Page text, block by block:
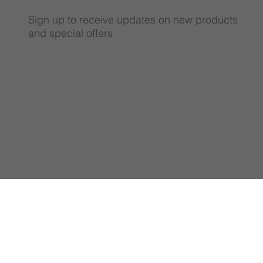
Sign up to receive updates on new products
and special offers